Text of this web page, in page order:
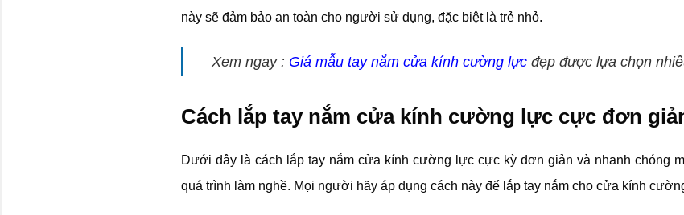
này sẽ đảm bảo an toàn cho người sử dụng, đặc biệt là trẻ nhỏ.
Xem ngay : Giá mẫu tay nắm cửa kính cường lựcđẹp được lựa chọn
Cách lắp tay nắm cửa kính cường lực cực đơn
Dưới đây là cách lắp tay nắm cửa kính cường lực cực kỳ đơn giản và nhanh chóng
quá trình làm nghề. Mọi người hãy áp dụng cách này để lắp tay nắm cho cửa kính